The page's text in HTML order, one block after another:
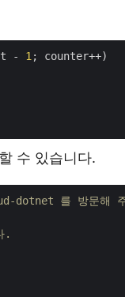
- 1 ; counter++)
수 있습니다.
를 방문해 주
.